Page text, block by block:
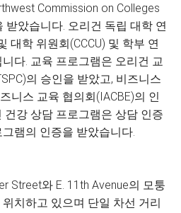
Commission on Colleges
받았습니다. 오리건 독립 대학 연
대학 위원회(CCCU) 및 학부 연
다. 교육 프로그램은 오리건 교
의 승인을 받았고, 비즈니스
니스 교육 협의회(IACBE)의 인
건강 상담 프로그램은 상담 인증
램의 인증을 받았습니다.
Street와 E. 11th Avenue의 모퉁
치하고 있으며 단일 차선 거리